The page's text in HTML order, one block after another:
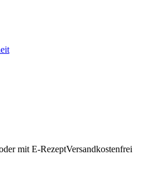
mit E-RezeptVersandkostenfrei